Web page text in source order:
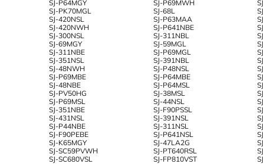
SJ-P64MGY
SJ-P69MWH
SJ-PK70MGL
SJ-68L
SJ-420NSL
SJ-P63MAA
SJ-420NWH
SJ-P641NBE
SJ-300NSL
SJ-311NBL
SJ-69MGY
SJ-59MGL
SJ-311NBE
SJ-P69MGL
SJ-351NSL
SJ-391NBL
SJ-48NWH
SJ-P48NSL
SJ-P69MBE
SJ-P64MBE
SJ-48NBE
SJ-P64MSL
SJ-PV50HG
SJ-38MSL
SJ-P69MSL
SJ-44NSL
SJ-351NBE
SJ-F90PSSL
SJ-431NSL
SJ-391NSL
SJ-P44NBE
SJ-311NSL
SJ-F90PEBE
SJ-P641NSL
SJ-K65MGY
SJ-47LA2G
SJ-SC59PVWH
SJ-PT640RSL
SJ-SC680VSL
SJ-FP810VST